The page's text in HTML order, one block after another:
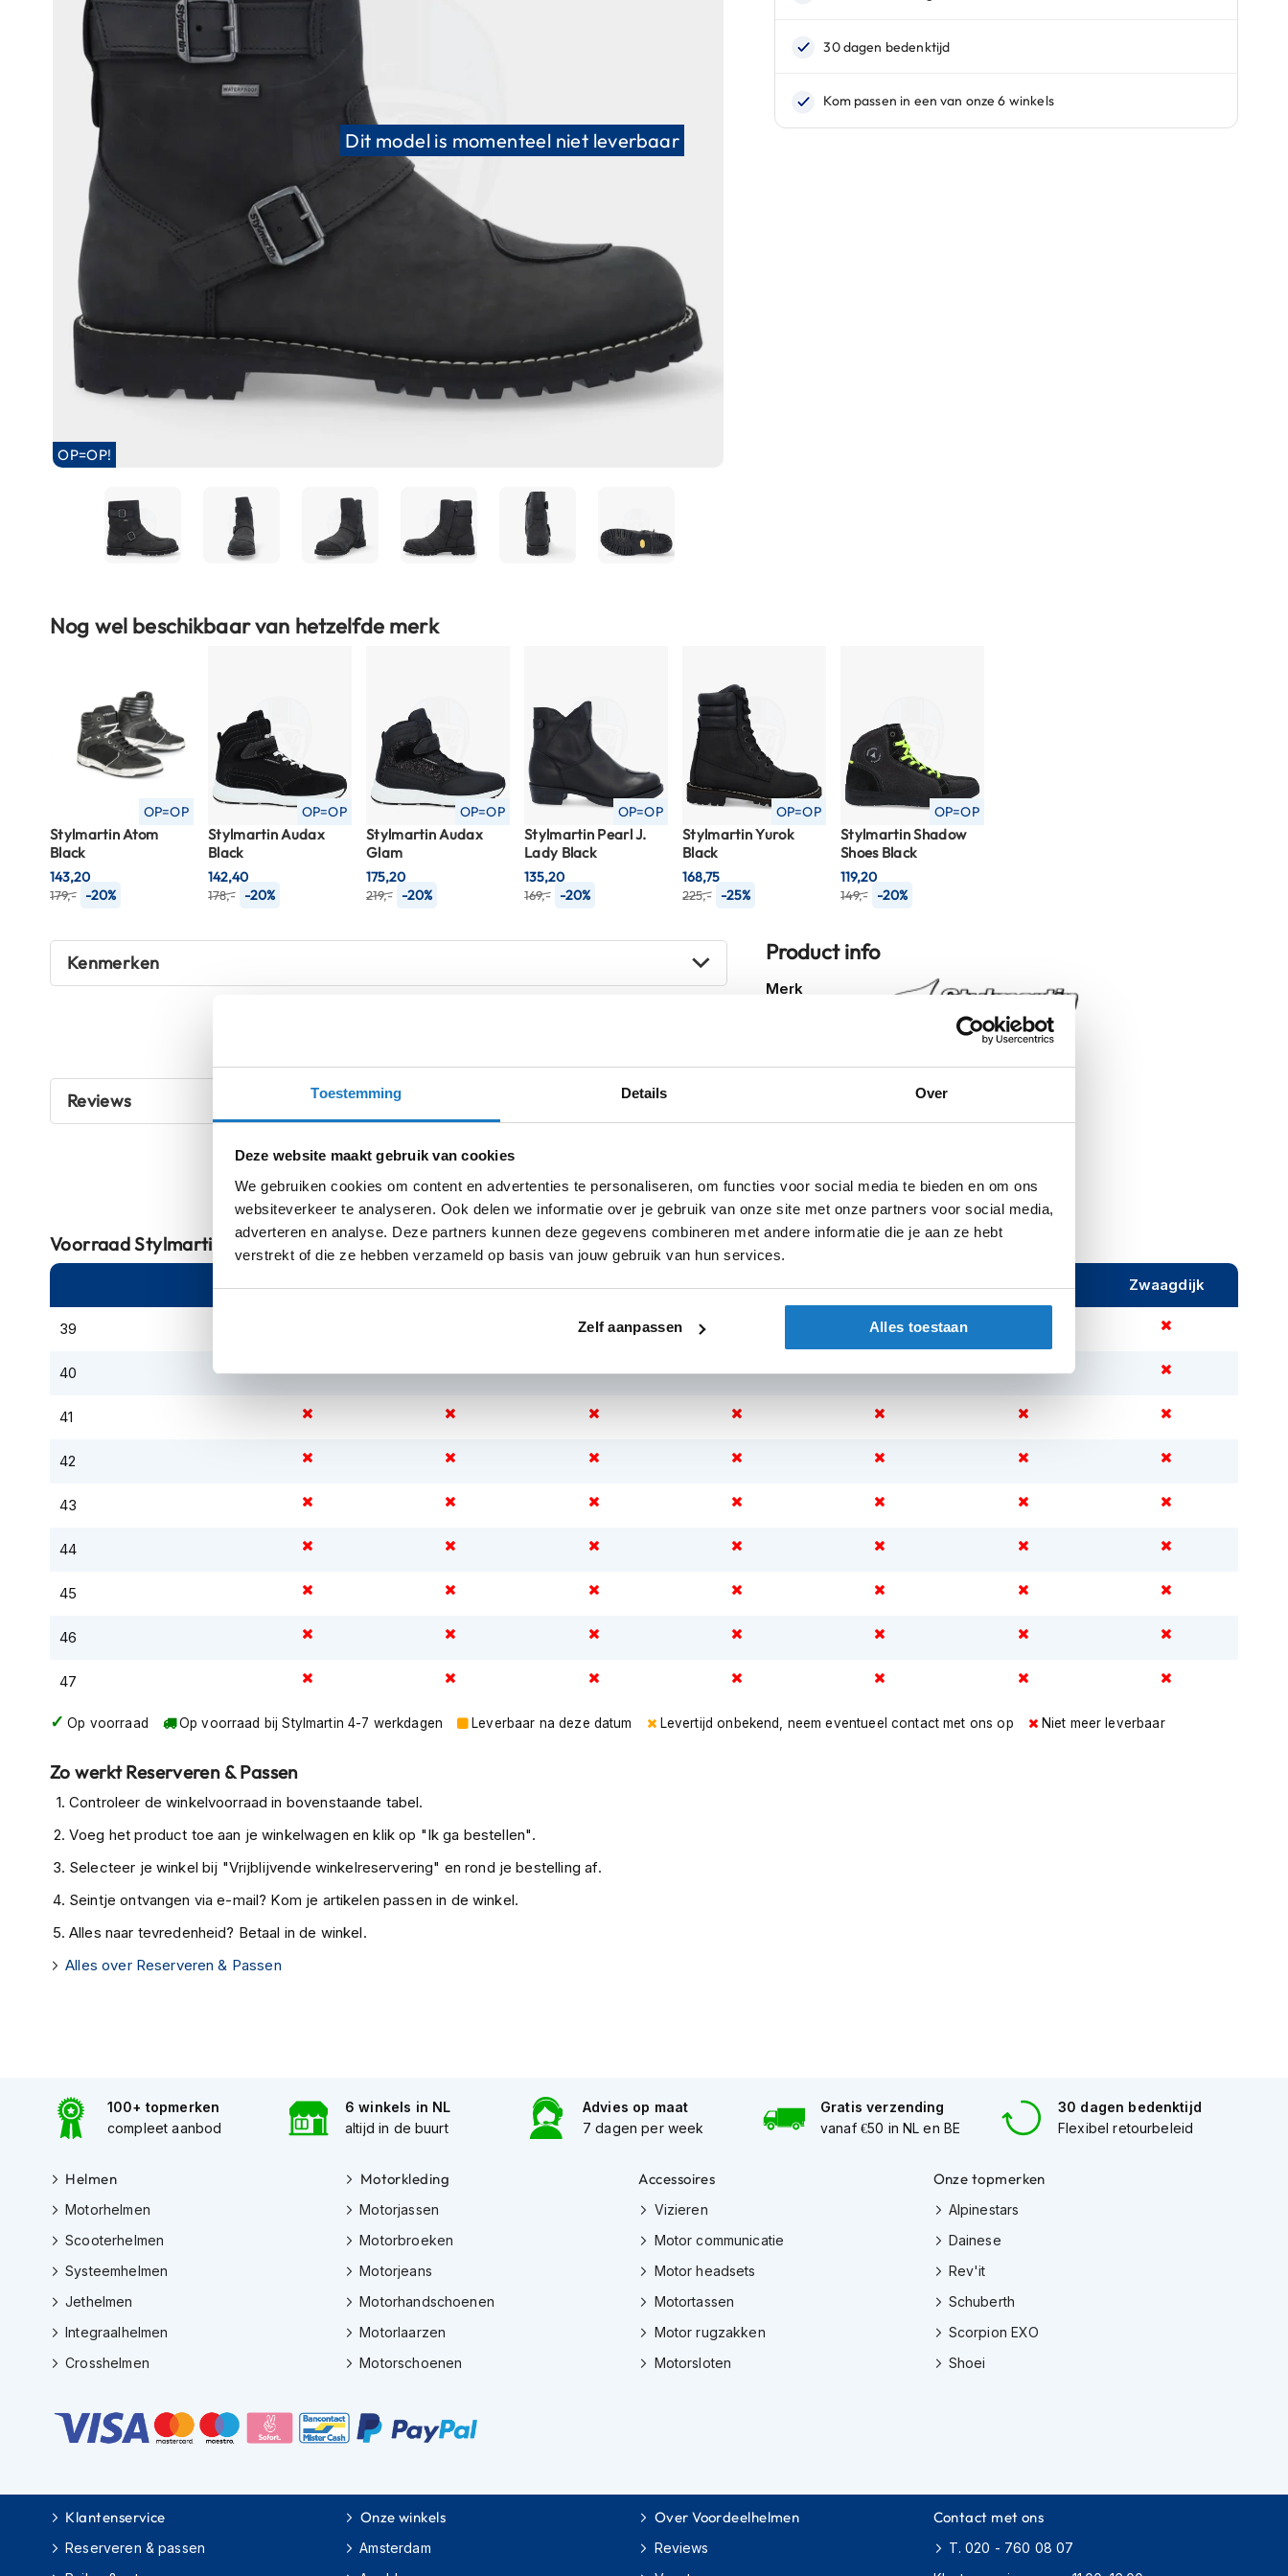
Toestemming Details Over
Deze website maakt gebruik van cookies
We gebruiken cookies om content en advertenties te personaliseren, om functies voor social media te bieden en om ons
websiteverkeer te analyseren. Ook delen we informatie over je gebruik van onze site met onze partners voor social media,
adverteren en analyse. Deze partners kunnen deze gegevens combineren met andere informatie die je aan ze hebt
verstrekt of die ze hebben verzameld op basis van jouw gebruik van hun services.
Zelf aanpassen Alles toestaan
motorhelmen
motorhelmen
motorhelmen
motorhelmen
Boxer
helmen
Heren
scooterhelmen
scooterhelmen
scooterhelmen
Systeemhelmen
Integraalhelmen
Crosshelmen
Helm
accessoires
offs
Crossbrillen
Helm
houder
kapstok
Motorkleding
Heren
motorjassen
motorjassen
Waterdichte
Leren
motorjassen
motorjassen
Gore-
motorjassen
Motorbroeken
motorbroeken
Dames
motorbroeken
Doorwaai
Textiel
motorbroeken
motorbroeken
Motorjeans
Motorpakken
motorpak
Eendelig
Dit model is momenteel niet leverbaar
OP=OP!
naar
afbeeldingen-
gallerij
Nog wel beschikbaar van hetzelfde merk
OP=OP
Stylmartin Atom
Black
179,- -20%
143,20
OP=OP
Stylmartin Audax
Black
178,- -20%
142,40
OP=OP
Stylmartin Audax
Glam
219,- -20%
175,20
OP=OP
Stylmartin Pearl J.
Lady Black
169,- -20%
135,20
OP=OP
Stylmartin Yurok
Black
225,- -25%
168,75
OP=OP
Stylmartin Shadow
Shoes Black
149,- -20%
119,20
Product info
Meer
Merk
Black
Kenmerken
Reviews
VoorraadStylmartin Legend Mid Waterproof Black
Online Amsterdam Apeldoorn Eibergen Nijeveen Rijen Zwaagdijk
39
40
41
42
43
44
45
46
47
Op voorraad Op voorraad bij Stylmartin 4-7 werkdagen Leverbaar na deze datum Levertijd onbekend, neem eventueel contact met ons op Niet meer leverbaar
Zo werkt Reserveren & Passen
Controleer de winkelvoorraad in bovenstaande tabel.
Voeg het product toe aan je winkelwagen en klik op "Ik ga bestellen".
Selecteer je winkel bij "Vrijblijvende winkelreservering" en rond je bestelling af.
Seintje ontvangen via e-mail? Kom je artikelen passen in de winkel.
Alles naar tevredenheid? Betaal in de winkel.
Alles over Reserveren & Passen
100+ topmerken
compleet aanbod
6 winkels in NL
altijd in de buurt
Advies op maat
7 dagen per week
Gratis verzending
vanaf €50 in NL en BE
30 dagen bedenktijd
Flexibel retourbeleid
Helmen
Motorhelmen
Scooterhelmen
Systeemhelmen
Jethelmen
Integraalhelmen
Crosshelmen
Motorkleding
Motorjassen
Motorbroeken
Motorjeans
Motorhandschoenen
Motorlaarzen
Motorschoenen
Accessoires
Vizieren
Motor communicatie
Motor headsets
Motortassen
Motor rugzakken
Motorsloten
Onze topmerken
Alpinestars
Dainese
Rev'it
Schuberth
Scorpion EXO
Shoei
Klantenservice
Reserveren & passen
Onze winkels
Amsterdam
Over Voordeelhelmen
Reviews
Contact met ons
T. 020 - 760 08 07